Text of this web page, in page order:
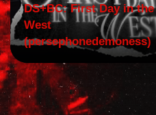
DS+BC: First Day in the
West
(persephonedemoness)